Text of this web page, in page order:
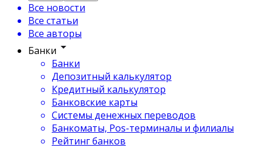
Все новости
Все статьи
Все авторы
Банки
Банки
Депозитный калькулятор
Кредитный калькулятор
Банковские карты
Системы денежных переводов
Банкоматы, Pos-терминалы и филиалы
Рейтинг банков